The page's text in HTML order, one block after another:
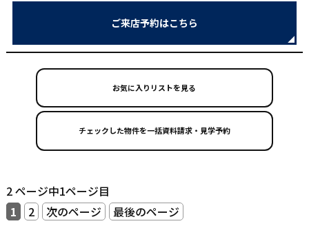
ご来店予約はこちら
お気に入りリストを見る
2 ページ中1ページ目
1
2 次のページ 最後のページ